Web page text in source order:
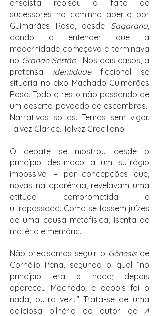
ensaísta repisou a falta de
sucessores no caminho aberto por
Guimarães Rosa, desde Sagarana,
dando a entender que a
modernidade começava e terminava
no Grande Sertão. Nos dois casos, a
pretensa identidadeficcional se
situaria no eixo Machado-Guimarães
Rosa. Todo o resto não passando de
um deserto povoado de escombros.
Narrativas soltas. Temas sem vigor.
Talvez Clarice. Talvez Graciliano.
O debate se mostrou desde o
princípio destinado a um sufrágio
impossível – por concepções que,
novas na aparência, revelavam uma
atitude comprometida e
ultrapassada. Como se fossem juízes
de uma causa metafísica, isenta de
matéria e memória.
Não precisamos seguir o Gênesis de
Cornélio Pena, segundo o qual “no
princípio era o nada; depois
apareceu Machado; e depois foi o
nada, outra vez...” Trata-se de uma
deliciosa pilhéria do autor de A